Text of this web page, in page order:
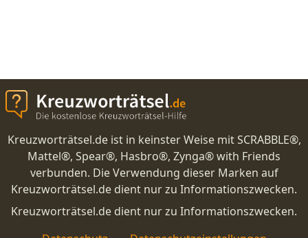
Kreuzworträtsel.de ist in keinster Weise mit SCRABBLE®,
Mattel®, Spear®, Hasbro®, Zynga® with Friends
verbunden. Die Verwendung dieser Marken auf
Kreuzworträtsel.de dient nur zu Informationszwecken.
Kreuzworträtsel.de dient nur zu Informationszwecken.